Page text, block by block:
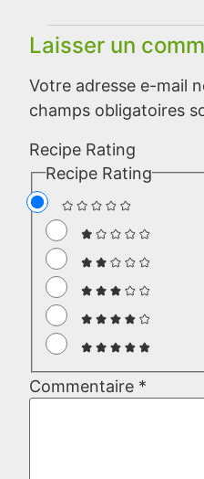
Laisser un
Votre adresse e-mail
champs obligatoires
Recipe Rating
Recipe Rating
Commentaire *